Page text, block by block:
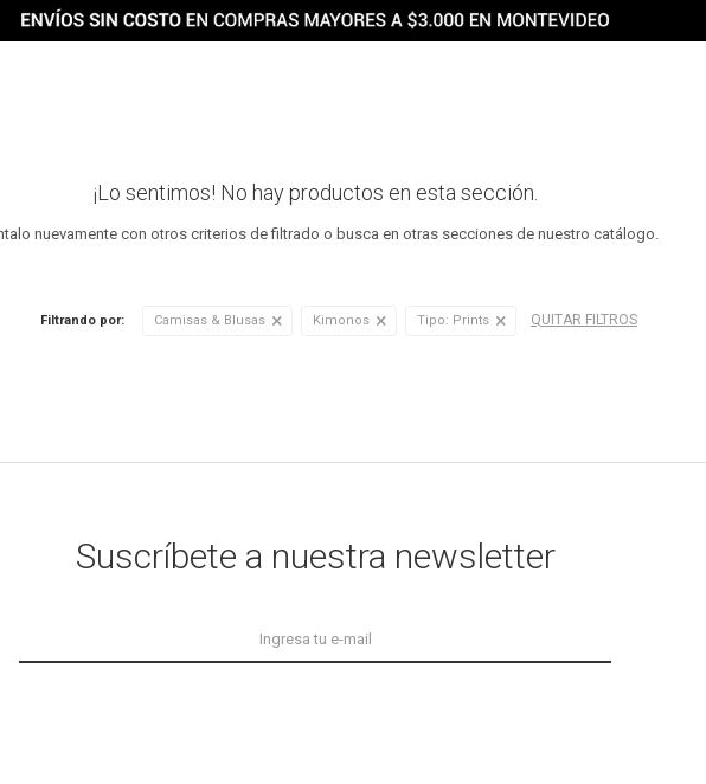
¡Lo sentimos! No hay productos en esta sección.
nuevamente con otros criterios de filtrado o busca en otras secciones de nuestro catálogo.
Filtrando por: Camisas & Blusas Kimonos Tipo: Prints QUITAR FILTROS
Suscríbete a nuestra newsletter